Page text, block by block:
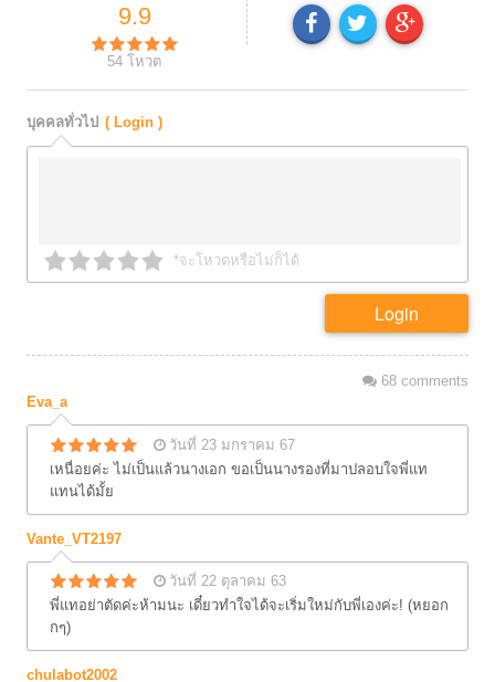
9.9
54 โหวต
บุคคลทั่วไป ( Login )
*จะโหวตหรือไม่ก็ได้
Login
68comments
Eva_a
วันที่ 23 มกราคม 67
เหนื่อยค่ะ ไม่เป็นแล้วนางเอก ขอเป็นนางรองที่มาปลอบใจพี่แท
แทนได้มั้ย
Vante_VT2197
วันที่ 22 ตุลาคม 63
พี่แทอย่าตัดค่ะห้ามนะ เดี๋ยวทำใจได้จะเริ่มใหม่กับพี่เองค่ะ! (หยอก
กๆ)
chulabot2002